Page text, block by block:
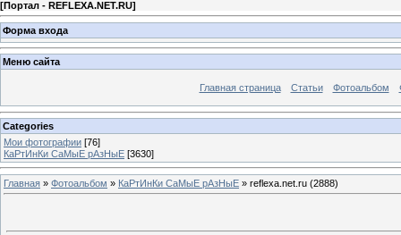
[Портал - REFLEXA.NET.RU]
Форма входа
Меню сайта
Главная страница Статьи Фотоальбом
Categories
Мои фотографии [76]
КаРтИнКи СаМыЕ рАзНыЕ [3630]
Главная » Фотоальбом » КаРтИнКи СаМыЕ рАзНыЕ » reflexa.net.ru (2888)